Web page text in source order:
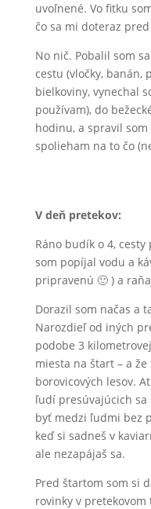
uvoľnené. Vo fitku
čo sa mi doteraz
No nič. Pobalil som
cestu (vločky, banán,
bielkoviny, vynechal
používam), do
hodinu, a spravil
spolieham na to čo
V deň pretekov:
Ráno budík o 4, cesty
som popíjal vodu a
pripravenú 🙂 ) a
Dorazil som načas a
Narozdieľ od iných
podobe 3
miesta na štart – a
borovicových lesov.
ľudí presúvajúcich
byť medzi ľudmi bez
keď si sadneš v
ale nezapájaš sa.
Pred štartom som si
rovinky v